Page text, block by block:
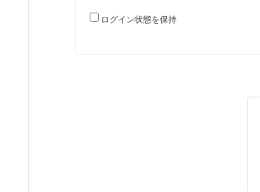
ログイン状態を保持